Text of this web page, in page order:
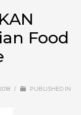
Food
/ PUBLISHED IN